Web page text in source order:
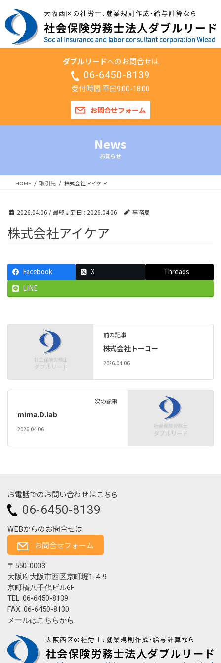
ダブルリードへのお問合せは
06-6450-8139
受付時間 平日9:00-18:00
お問合せフォーム
News
お知らせ
HOME 取引先 株式会社アイケア
2026.04.06 / 最終更新日 : 2026.04.06 事務局
株式会社アイケア
Facebook X
Threads
LINE
前の記事
株式会社トーコー
2026.04.06
次の記事
mima.D.lab
2026.04.06
〒550-0003
大阪府大阪市西区京町堀1-4-9
京町橋八千代ビル6F
TEL. 06-6450-8139
FAX. 06-6450-8130
メールはこちらから
お電話でのお問い合わせはこちら
06-6450-8139
WEBからのお問合せは
お問合せフォーム